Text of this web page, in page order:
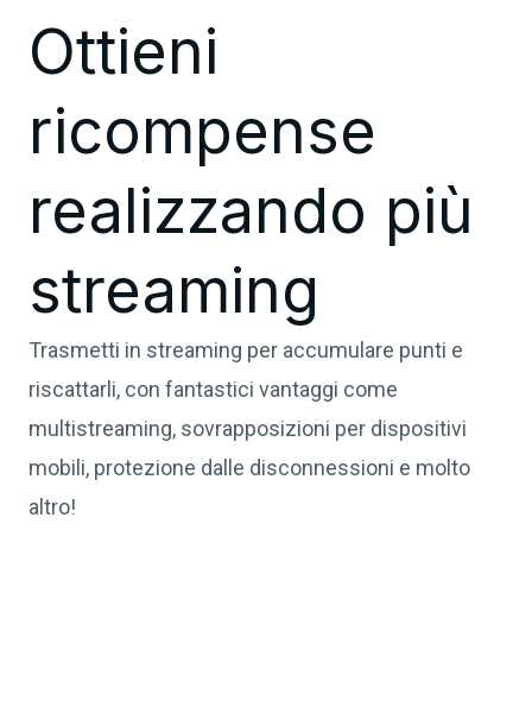
Ottieni
ricompense
realizzando più
streaming
Trasmetti in streaming per accumulare punti e
riscattarli, con fantastici vantaggi come
multistreaming, sovrapposizioni per dispositivi
mobili, protezione dalle disconnessioni e molto
altro!